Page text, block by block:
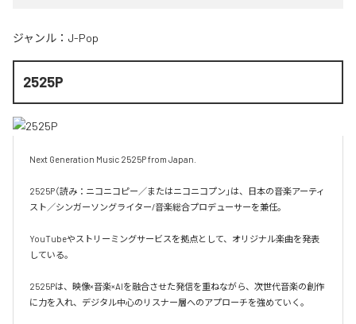
ジャンル： J-Pop
2525P
Next Generation Music 2525P from Japan.
2525P（読み：ニコニコピー／またはニコニコプン」は、日本の音楽アーティ
スト／シンガーソングライター/音楽総合プロデューサーを兼任。
YouTubeやストリーミングサービスを拠点として、オリジナル楽曲を発表
している。
2525Pは、映像×音楽×AIを融合させた発信を重ねながら、次世代音楽の創作
に力を入れ、デジタル中心のリスナー層へのアプローチを強めていく。